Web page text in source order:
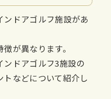
ドアゴルフ施設があ
が異なります。
ドアゴルフ3施設の
などについて紹介し